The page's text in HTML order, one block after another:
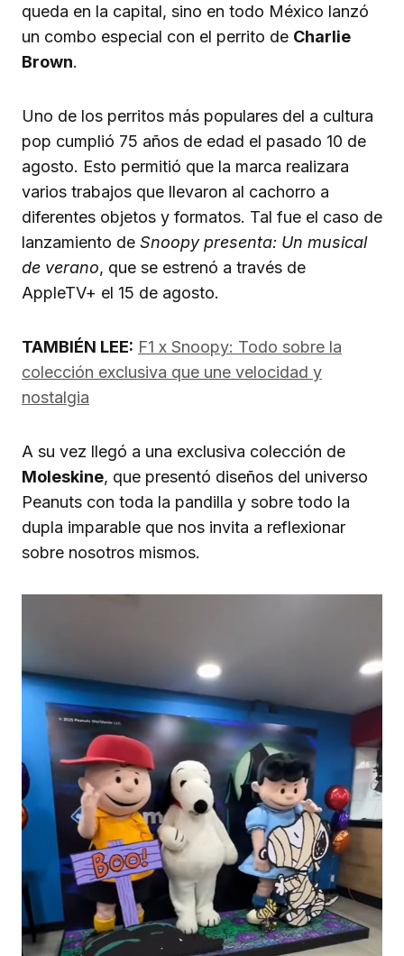
queda en la capital, sino en todo México lanzó
un combo especial con el perrito de Charlie
Brown.
Uno de los perritos más populares del a cultura
pop cumplió 75 años de edad el pasado 10 de
agosto. Esto permitió que la marca realizara
varios trabajos que llevaron al cachorro a
diferentes objetos y formatos. Tal fue el caso de
lanzamiento de Snoopy presenta: Un musical
de verano, que se estrenó a través de
AppleTV+ el 15 de agosto.
TAMBIÉN LEE: F1 x Snoopy: Todo sobre la
colección exclusiva que une velocidad y
nostalgia
A su vez llegó a una exclusiva colección de
Moleskine, que presentó diseños del universo
Peanuts con toda la pandilla y sobre todo la
dupla imparable que nos invita a reflexionar
sobre nosotros mismos.